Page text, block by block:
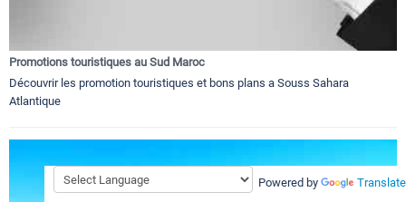
Promotions touristiques au Sud Maroc
Découvrir les promotion touristiques et bons plans a Souss Sahara
Atlantique
Powered by Translate